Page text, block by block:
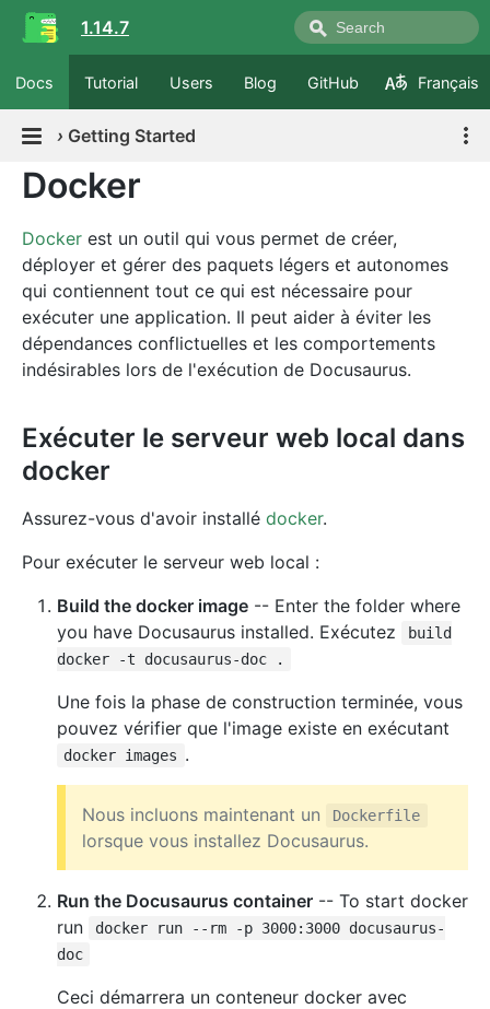
1.14.7
Docs Tutorial Users Blog GitHub Français
› Getting Started
Docker
Docker est un outil qui vous permet de créer,
déployer et gérer des paquets légers et autonomes
qui contiennent tout ce qui est nécessaire pour
exécuter une application. Il peut aider à éviter les
dépendances conflictuelles et les comportements
indésirables lors de l'exécution de Docusaurus.
Exécuter le serveur web local dans
docker
Assurez-vous d'avoir installé docker.
Pour exécuter le serveur web local :
Build the docker image -- Enter the folder where
you have Docusaurus installed. Exécutez
build
docker -t docusaurus-doc .
Une fois la phase de construction terminée, vous
pouvez vérifier que l'image existe en exécutant
docker images .
Nous incluons maintenant un Dockerfile
lorsque vous installez Docusaurus.
Run the Docusaurus container -- To start docker
run
docker run --rm -p 3000:3000 docusaurus-
doc
Ceci démarrera un conteneur docker avec